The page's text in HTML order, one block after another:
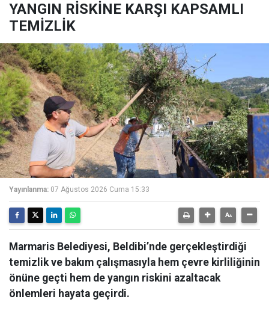
YANGIN RİSKİNE KARŞI KAPSAMLI
TEMİZLİK
Yayınlanma: 07 Ağustos 2026 Cuma 15:33
Marmaris Belediyesi, Beldibi’nde gerçekleştirdiği
temizlik ve bakım çalışmasıyla hem çevre kirliliğinin
önüne geçti hem de yangın riskini azaltacak
önlemleri hayata geçirdi.